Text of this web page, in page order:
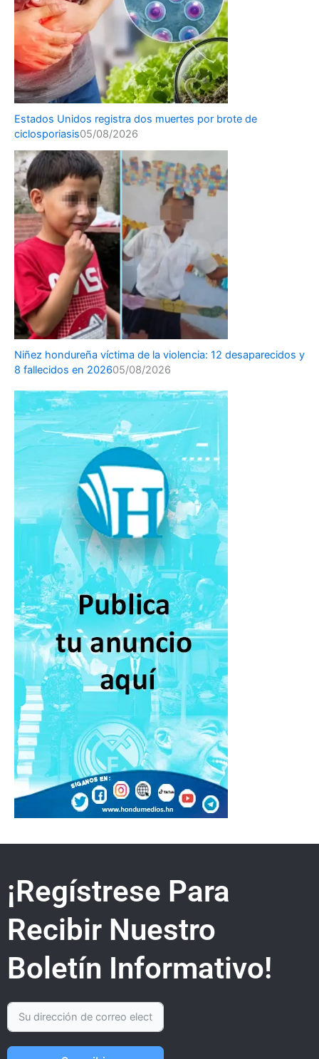
Estados Unidos registra dos muertes por brote de
ciclosporiasis05/08/2026
Niñez hondureña víctima de la violencia: 12 desaparecidos y
8 fallecidos en 202605/08/2026
¡Regístrese Para
Recibir Nuestro
Boletín Informativo!